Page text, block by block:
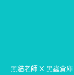
黑貓老師 X 黑蟲倉庫